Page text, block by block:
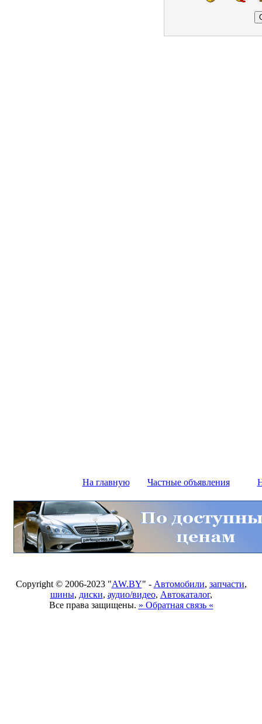
На главную Частные объявления
Copyright © 2006-2023 "AW.BY" - Автомобили, запчасти,
шины, диски, аудио/видео, Автокаталог,
Все права защищены. » Обратная связь «